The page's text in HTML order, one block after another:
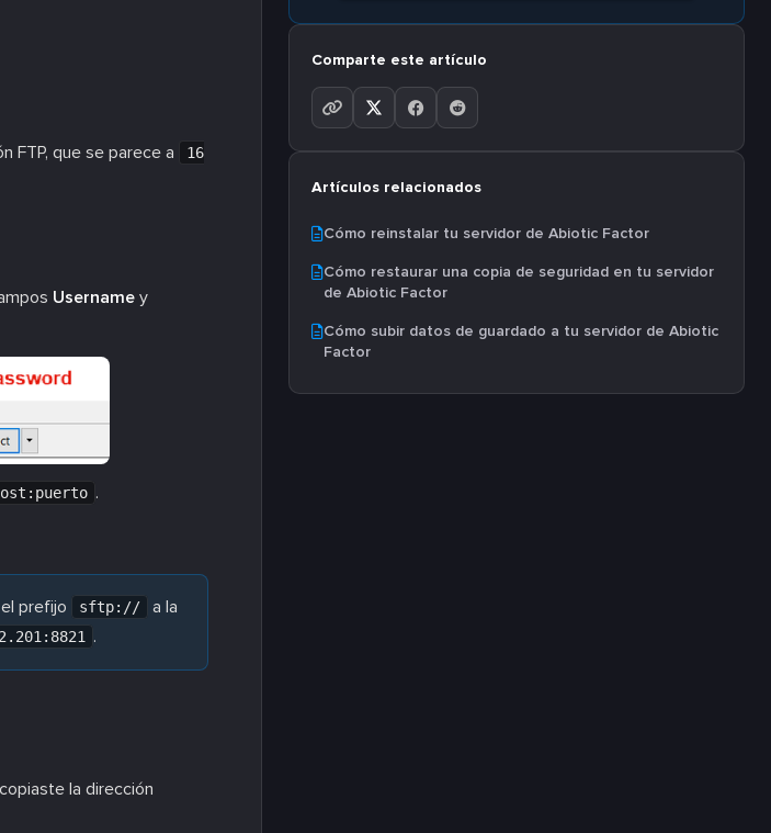
FTP, que se parece a
16
Username y
.
prefijo sftp://
a la
.
la dirección
Comparte este artículo
Artículos relacionados
Cómo reinstalar tu servidor de Abiotic Factor
Cómo restaurar una copia de seguridad en tu servidor
de Abiotic Factor
Cómo subir datos de guardado a tu servidor de Abiotic
Factor